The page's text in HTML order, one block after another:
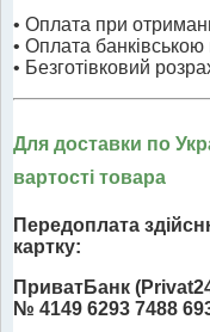
• Оплата при
• Оплата банківською
• Безготівковий
Для доставки по
вартості товара
Передоплата
картку:
ПриватБанк
№ 4149 6293 7488